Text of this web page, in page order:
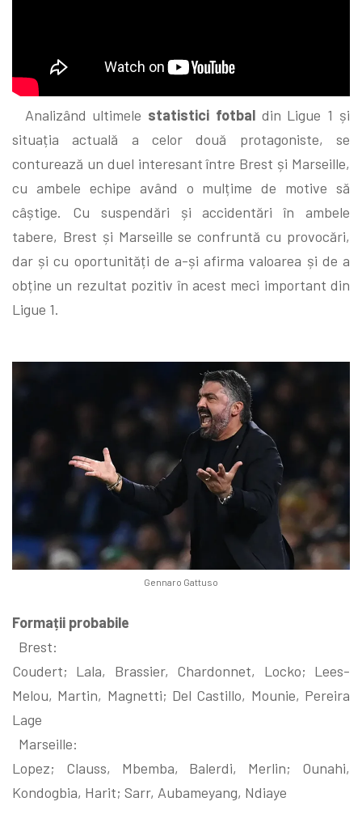
Analizând ultimele statistici fotbaldin Ligue 1 și
situația actuală a celor două protagoniste, se
conturează un duel interesant între Brest și Marseille,
cu ambele echipe având o mulțime de motive să
câștige. Cu suspendări și accidentări în ambele
tabere, Brest și Marseille se confruntă cu provocări,
dar și cu oportunități de a-și afirma valoarea și de a
obține un rezultat pozitiv în acest meci important din
Ligue 1.
Gennaro Gattuso
Formații probabile
Brest:
Coudert; Lala, Brassier, Chardonnet, Locko; Lees-
Melou, Martin, Magnetti; Del Castillo, Mounie, Pereira
Lage
Marseille:
Lopez; Clauss, Mbemba, Balerdi, Merlin; Ounahi,
Kondogbia, Harit; Sarr, Aubameyang, Ndiaye